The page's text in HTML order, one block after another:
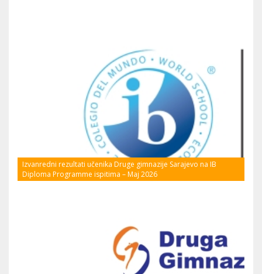
Izvanredni rezultati učenika Druge gimnazije Sarajevo na IB
Diploma Programme ispitima – Maj 2026